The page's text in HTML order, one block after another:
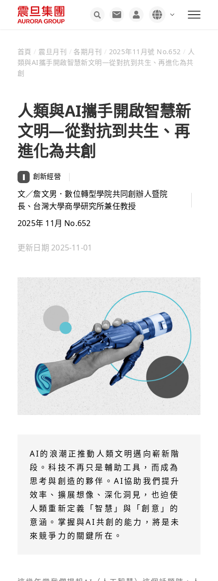
首頁 / 震旦月刊 /各期月刊 / 2025年11月號 No.652 / 人
類與AI攜手開啟智慧新文明—從對抗到共生、再進化為共
創
人類與AI攜手開啟智慧新
文明—從對抗到共生、再
進化為共創
創新經營
文／詹文男．數位轉型學院共同創辦人暨院
長、台灣大學商學研究所兼任教授
2025年 11月 No.652
更新日期 2025-11-01
AI的浪潮正推動人類文明邁向嶄新階
段。科技不再只是輔助工具，而成為
思考與創造的夥伴。AI協助我們提升
效率、擴展想像、深化洞見，也迫使
人類重新定義「智慧」與「創意」的
意涵。掌握與AI共創的能力，將是未
來競爭力的關鍵所在。